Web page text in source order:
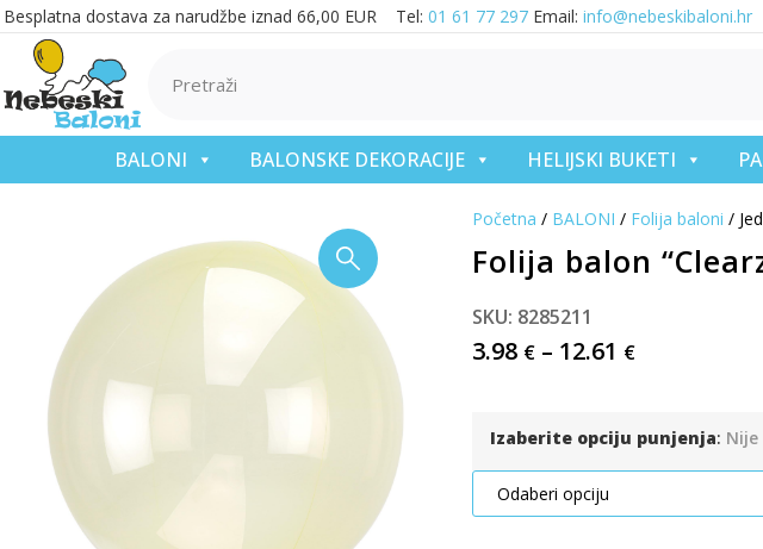
Besplatna dostava za narudžbe iznad 66,00 EUR Tel: 01 61 77 297 Email: info@nebeskibaloni.hr
BALONI BALONSKE DEKORACIJE HELIJSKI BUKETI
Početna / BALONI / Folija baloni /
Folija balon
SKU: 8285211
3.98 €– 12.61 €
Izaberite opciju punjenja: